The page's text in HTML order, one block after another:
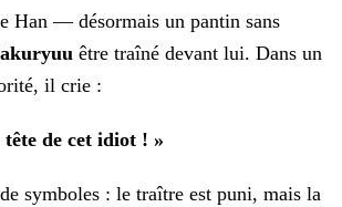
Han — désormais un pantin sans
être traîné devant lui. Dans un
il crie :
tête de cet idiot ! »
symboles : le traître est puni, mais la